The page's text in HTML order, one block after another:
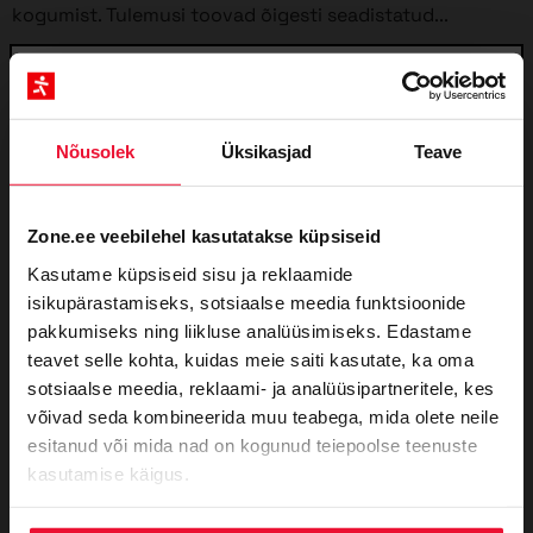
Nõusolek Üksikasjad Teave
Zone.ee veebilehel kasutatakse küpsiseid
Kasutame küpsiseid sisu ja reklaamide
isikupärastamiseks, sotsiaalse meedia funktsioonide
pakkumiseks ning liikluse analüüsimiseks. Edastame
teavet selle kohta, kuidas meie saiti kasutate, ka oma
sotsiaalse meedia, reklaami- ja analüüsipartneritele, kes
võivad seda kombineerida muu teabega, mida olete neile
esitanud või mida nad on kogunud teiepoolse teenuste
kasutamise käigus.
kogumist. Tulemusi toovad õigesti seadistatud...
TURVALISUS WORDPRESS
Partner soovitab: turvapluginast üksi ei piisa
Telli valdkonda puudutavad uudised ja
ekspertartiklid oma postkasti. Liitu uudiskirjaga ja
saa osa põnevatest allahindlustest!
E-post
Anna meile palun teada, millised teemad sind
huvitavad. Uudiskiri ei välista teisi teemasid,
kuid aja jooksul õpime sulle veelgi paremat ja
täpsemat sisu saatma.
Domeenidest